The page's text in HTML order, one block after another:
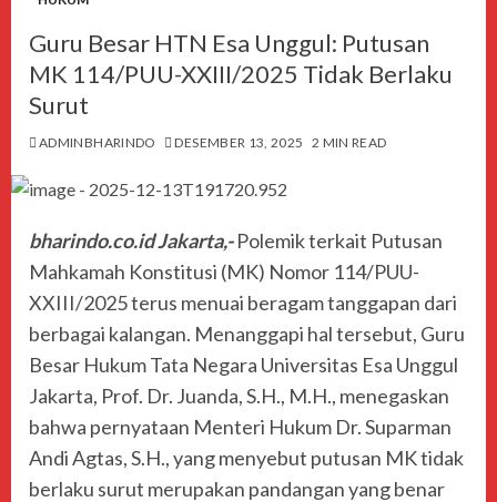
Guru Besar HTN Esa Unggul: Putusan
MK 114/PUU-XXIII/2025 Tidak Berlaku
Surut
ADMINBHARINDO DESEMBER 13, 2025 2 MIN READ
bharindo.co.id Jakarta,-Polemik terkait Putusan
Mahkamah Konstitusi (MK) Nomor 114/PUU-
XXIII/2025 terus menuai beragam tanggapan dari
berbagai kalangan. Menanggapi hal tersebut, Guru
Besar Hukum Tata Negara Universitas Esa Unggul
Jakarta, Prof. Dr. Juanda, S.H., M.H., menegaskan
bahwa pernyataan Menteri Hukum Dr. Suparman
Andi Agtas, S.H., yang menyebut putusan MK tidak
berlaku surut merupakan pandangan yang benar